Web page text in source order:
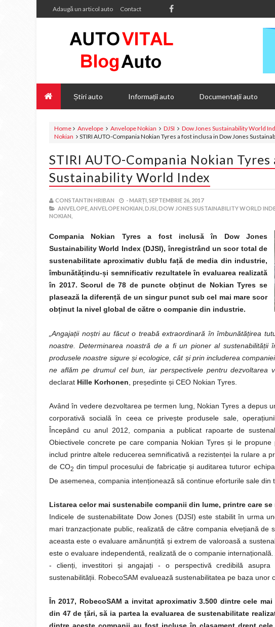
Adaugă un articol auto Contact
Știri auto Informații auto Documentații auto
Home Anvelope Anvelope Nokian DJSI Dow Jones Sustainability World
Nokian
STIRI AUTO-Compania Nokian Tyres a fost inclusa in Dow Jones
STIRI AUTO-Compania Nokian
Sustainability World Index
CONSTANTIN HRIBAN -MARȚI, SEPTEMBRIE 26, 2017
ANVELOPE, ANVELOPE NOKIAN, DJSI, DOW JONES SUSTAINABILITY WORLD
NOKIAN,
Compania Nokian Tyres a fost inclusă în Dow Jones
Sustainability World Index (DJSI), înregistrând un scor total de
sustenabilitate aproximativ dublu față de media din industrie,
îmbunătățindu-și semnificativ rezultatele în evaluarea realizată
în 2017. Scorul de 78 de puncte obținut de Nokian Tyres se
plasează la diferență de un singur punct sub cel mai mare scor
obținut la nivel global de către o companie din industrie.
„Angajații noștri au făcut o treabă extraordinară în îmbunătățirea
noastre. Determinarea noastră de a fi un pioner al sustenabilității
produsele noastre sigure și ecologice, cât și prin includerea
ne aflăm pe drumul cel bun, iar perspectivele pentru dezvoltarea
declarat Hille Korhonen , președinte și CEO Nokian Tyres.
Având în vedere dezvoltarea pe termen lung, Nokian Tyres a depus
corporativă socială în ceea ce privește produsele sale,
Începând cu anul 2012, compania a publicat rapoarte de
Obiectivele concrete pe care compania Nokian Tyres și le
includ printre altele reducerea semnificativă a rezistenței la rulare a
de CO2 din timpul procesului de fabricație și auditarea tuturor
De asemenea, compania intenționează să continue eforturile sale din
Listarea celor mai sustenabile companii din lume, printre care se
Indicele de sustenabilitate Dow Jones (DJSI) este stabilit în urma
mari tranzacționate public, realizată de către compania elvețiană de
aceasta este o evaluare amănunțită și extrem de valoroasă a
este o evaluare independentă, realizată de o companie
- clienți, investitori și angajați - o perspectivă credibilă asupra
sustenabilității. RobecoSAM evaluează sustenabilitatea pe baza unor
În 2017, RobecoSAM a invitat aproximativ 3.500 dintre cele
din 47 de țări, să ia partea la evaluarea de sustenabilitate
dintre aceste companii au fost incluse în clasament drept